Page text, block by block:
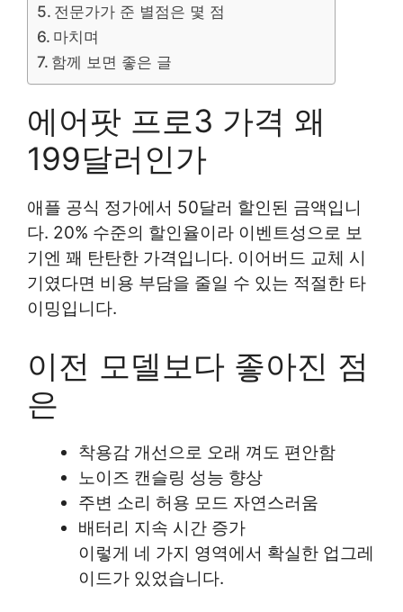
전문가가 준 별점은 몇 점
마치며
함께 보면 좋은 글
에어팟 프로3 가격 왜
199달러인가
애플 공식 정가에서 50달러 할인된 금액입니
다. 20% 수준의 할인율이라 이벤트성으로 보
기엔 꽤 탄탄한 가격입니다. 이어버드 교체 시
기였다면 비용 부담을 줄일 수 있는 적절한 타
이밍입니다.
이전 모델보다 좋아진 점
은
착용감 개선으로 오래 껴도 편안함
노이즈 캔슬링 성능 향상
주변 소리 허용 모드 자연스러움
배터리 지속 시간 증가
이렇게 네 가지 영역에서 확실한 업그레
이드가 있었습니다.